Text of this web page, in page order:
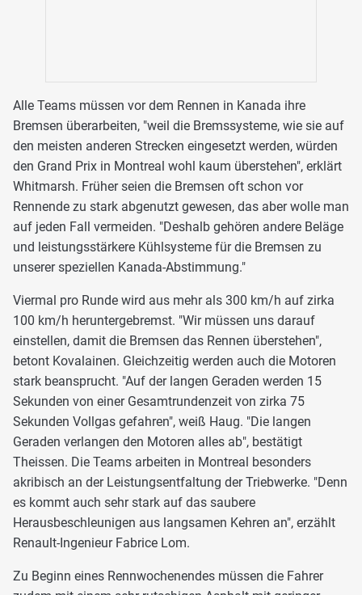
Alle Teams müssen vor dem Rennen in Kanada ihre
Bremsen überarbeiten, "weil die Bremssysteme, wie sie auf
den meisten anderen Strecken eingesetzt werden, würden
den Grand Prix in Montreal wohl kaum überstehen", erklärt
Whitmarsh. Früher seien die Bremsen oft schon vor
Rennende zu stark abgenutzt gewesen, das aber wolle man
auf jeden Fall vermeiden. "Deshalb gehören andere Beläge
und leistungsstärkere Kühlsysteme für die Bremsen zu
unserer speziellen Kanada-Abstimmung."
Viermal pro Runde wird aus mehr als 300 km/h auf zirka
100 km/h heruntergebremst. "Wir müssen uns darauf
einstellen, damit die Bremsen das Rennen überstehen",
betont Kovalainen. Gleichzeitig werden auch die Motoren
stark beansprucht. "Auf der langen Geraden werden 15
Sekunden von einer Gesamtrundenzeit von zirka 75
Sekunden Vollgas gefahren", weiß Haug. "Die langen
Geraden verlangen den Motoren alles ab", bestätigt
Theissen. Die Teams arbeiten in Montreal besonders
akribisch an der Leistungsentfaltung der Triebwerke. "Denn
es kommt auch sehr stark auf das saubere
Herausbeschleunigen aus langsamen Kehren an", erzählt
Renault-Ingenieur Fabrice Lom.
Zu Beginn eines Rennwochenendes müssen die Fahrer